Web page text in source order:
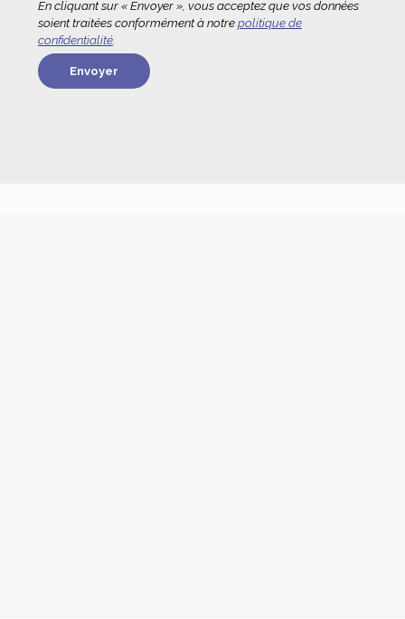
En cliquant sur « Envoyer », vous acceptez que vos données
soient traitées conformément à notrepolitique de
confidentialité.
Envoyer